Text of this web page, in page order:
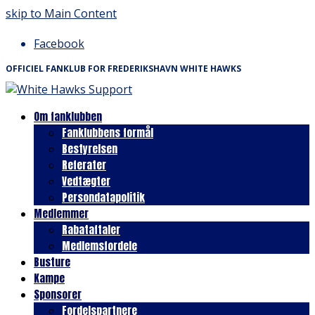
skip to Main Content
Facebook
OFFICIEL FANKLUB FOR FREDERIKSHAVN WHITE HAWKS
Om fanklubben
Fanklubbens formål
Bestyrelsen
Referater
Vedtægter
Persondatapolitik
Medlemmer
Rabataftaler
Medlemsfordele
Busture
Kampe
Sponsorer
Fordelspartnere